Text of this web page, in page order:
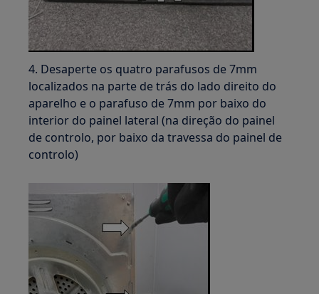
4. Desaperte os quatro parafusos de 7mm
localizados na parte de trás do lado direito do
aparelho e o parafuso de 7mm por baixo do
interior do painel lateral (na direção do painel
de controlo, por baixo da travessa do painel de
controlo)